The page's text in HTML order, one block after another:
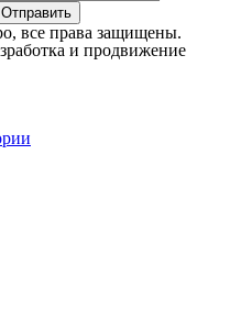
Отправить
все права защищены.
и продвижение